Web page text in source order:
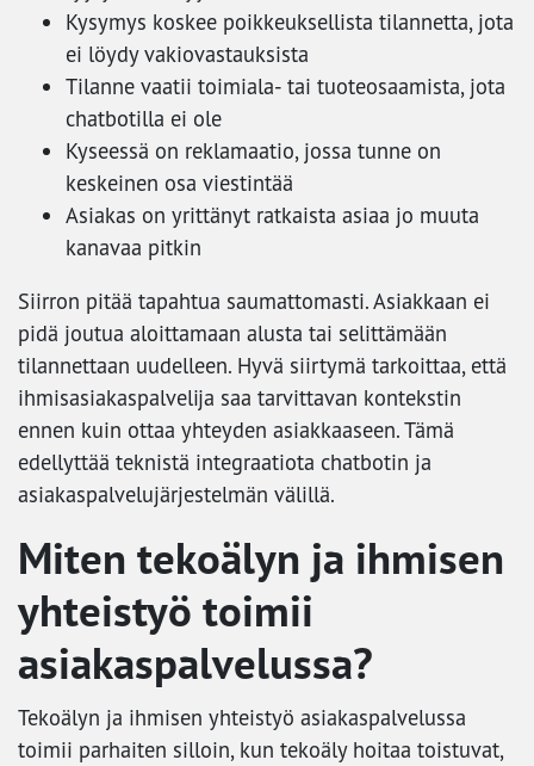
Kysymys koskee poikkeuksellista tilannetta, jota
ei löydy vakiovastauksista
Tilanne vaatii toimiala- tai tuoteosaamista, jota
chatbotilla ei ole
Kyseessä on reklamaatio, jossa tunne on
keskeinen osa viestintää
Asiakas on yrittänyt ratkaista asiaa jo muuta
kanavaa pitkin
Siirron pitää tapahtua saumattomasti. Asiakkaan ei
pidä joutua aloittamaan alusta tai selittämään
tilannettaan uudelleen. Hyvä siirtymä tarkoittaa, että
ihmisasiakaspalvelija saa tarvittavan kontekstin
ennen kuin ottaa yhteyden asiakkaaseen. Tämä
edellyttää teknistä integraatiota chatbotin ja
asiakaspalvelujärjestelmän välillä.
Miten tekoälyn ja ihmisen
yhteistyö toimii
asiakaspalvelussa?
Tekoälyn ja ihmisen yhteistyö asiakaspalvelussa
toimii parhaiten silloin, kun tekoäly hoitaa toistuvat,